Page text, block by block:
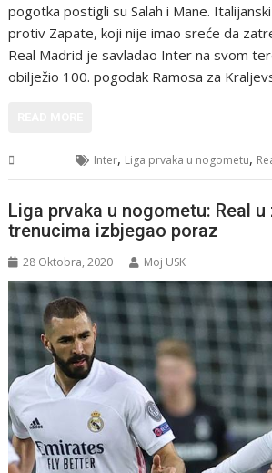
pogotka postigli su Salah i Mane.
protiv Zapate, koji nije imao sreće da
Real Madrid je savladao Inter na svom
obilježio 100. pogodak Ramosa za
Inter, Liga prvaka u nogometu,
Liga prvaka u nogometu: Real
trenucima izbjegao poraz
28 Oktobra, 2020 Moj USK